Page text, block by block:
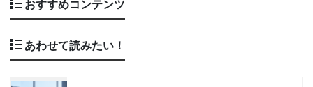
おすすめコンテンツ
あわせて読みたい！